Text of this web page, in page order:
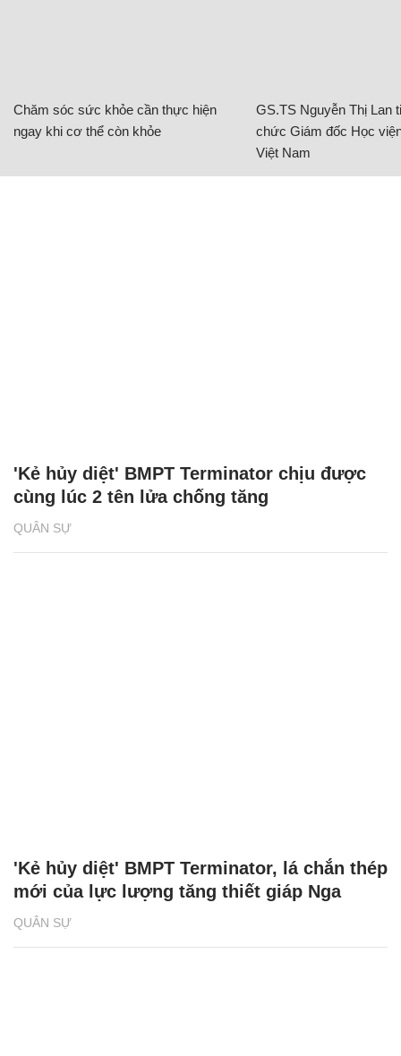
Chăm sóc sức khỏe cần thực hiện
ngay khi cơ thể còn khỏe
GS.TS Nguyễn Thị Lan
chức Giám đốc Học
Việt Nam
QUÂN SỰ
'Kẻ hủy diệt' BMPT Terminator chịu được
cùng lúc 2 tên lửa chống tăng
QUÂN SỰ
'Kẻ hủy diệt' BMPT Terminator, lá chắn thép
mới của lực lượng tăng thiết giáp Nga